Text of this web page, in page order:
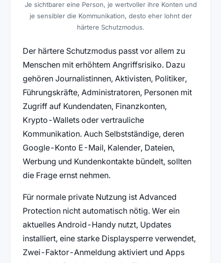
Je sichtbarer eine Person, je wertvoller ihre Konten und
je sensibler die Kommunikation, desto eher lohnt der
härtere Schutzmodus.
Der härtere Schutzmodus passt vor allem zu
Menschen mit erhöhtem Angriffsrisiko. Dazu
gehören Journalistinnen, Aktivisten, Politiker,
Führungskräfte, Administratoren, Personen mit
Zugriff auf Kundendaten, Finanzkonten,
Krypto-Wallets oder vertrauliche
Kommunikation. Auch Selbstständige, deren
Google-Konto E-Mail, Kalender, Dateien,
Werbung und Kundenkontakte bündelt, sollten
die Frage ernst nehmen.
Für normale private Nutzung ist Advanced
Protection nicht automatisch nötig. Wer ein
aktuelles Android-Handy nutzt, Updates
installiert, eine starke Displaysperre verwendet,
Zwei-Faktor-Anmeldung aktiviert und Apps